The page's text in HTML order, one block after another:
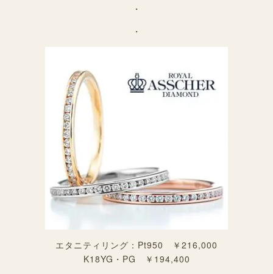
・
・
エタニティリング：Pt950 ￥216,000
K18YG・PG ￥194,400